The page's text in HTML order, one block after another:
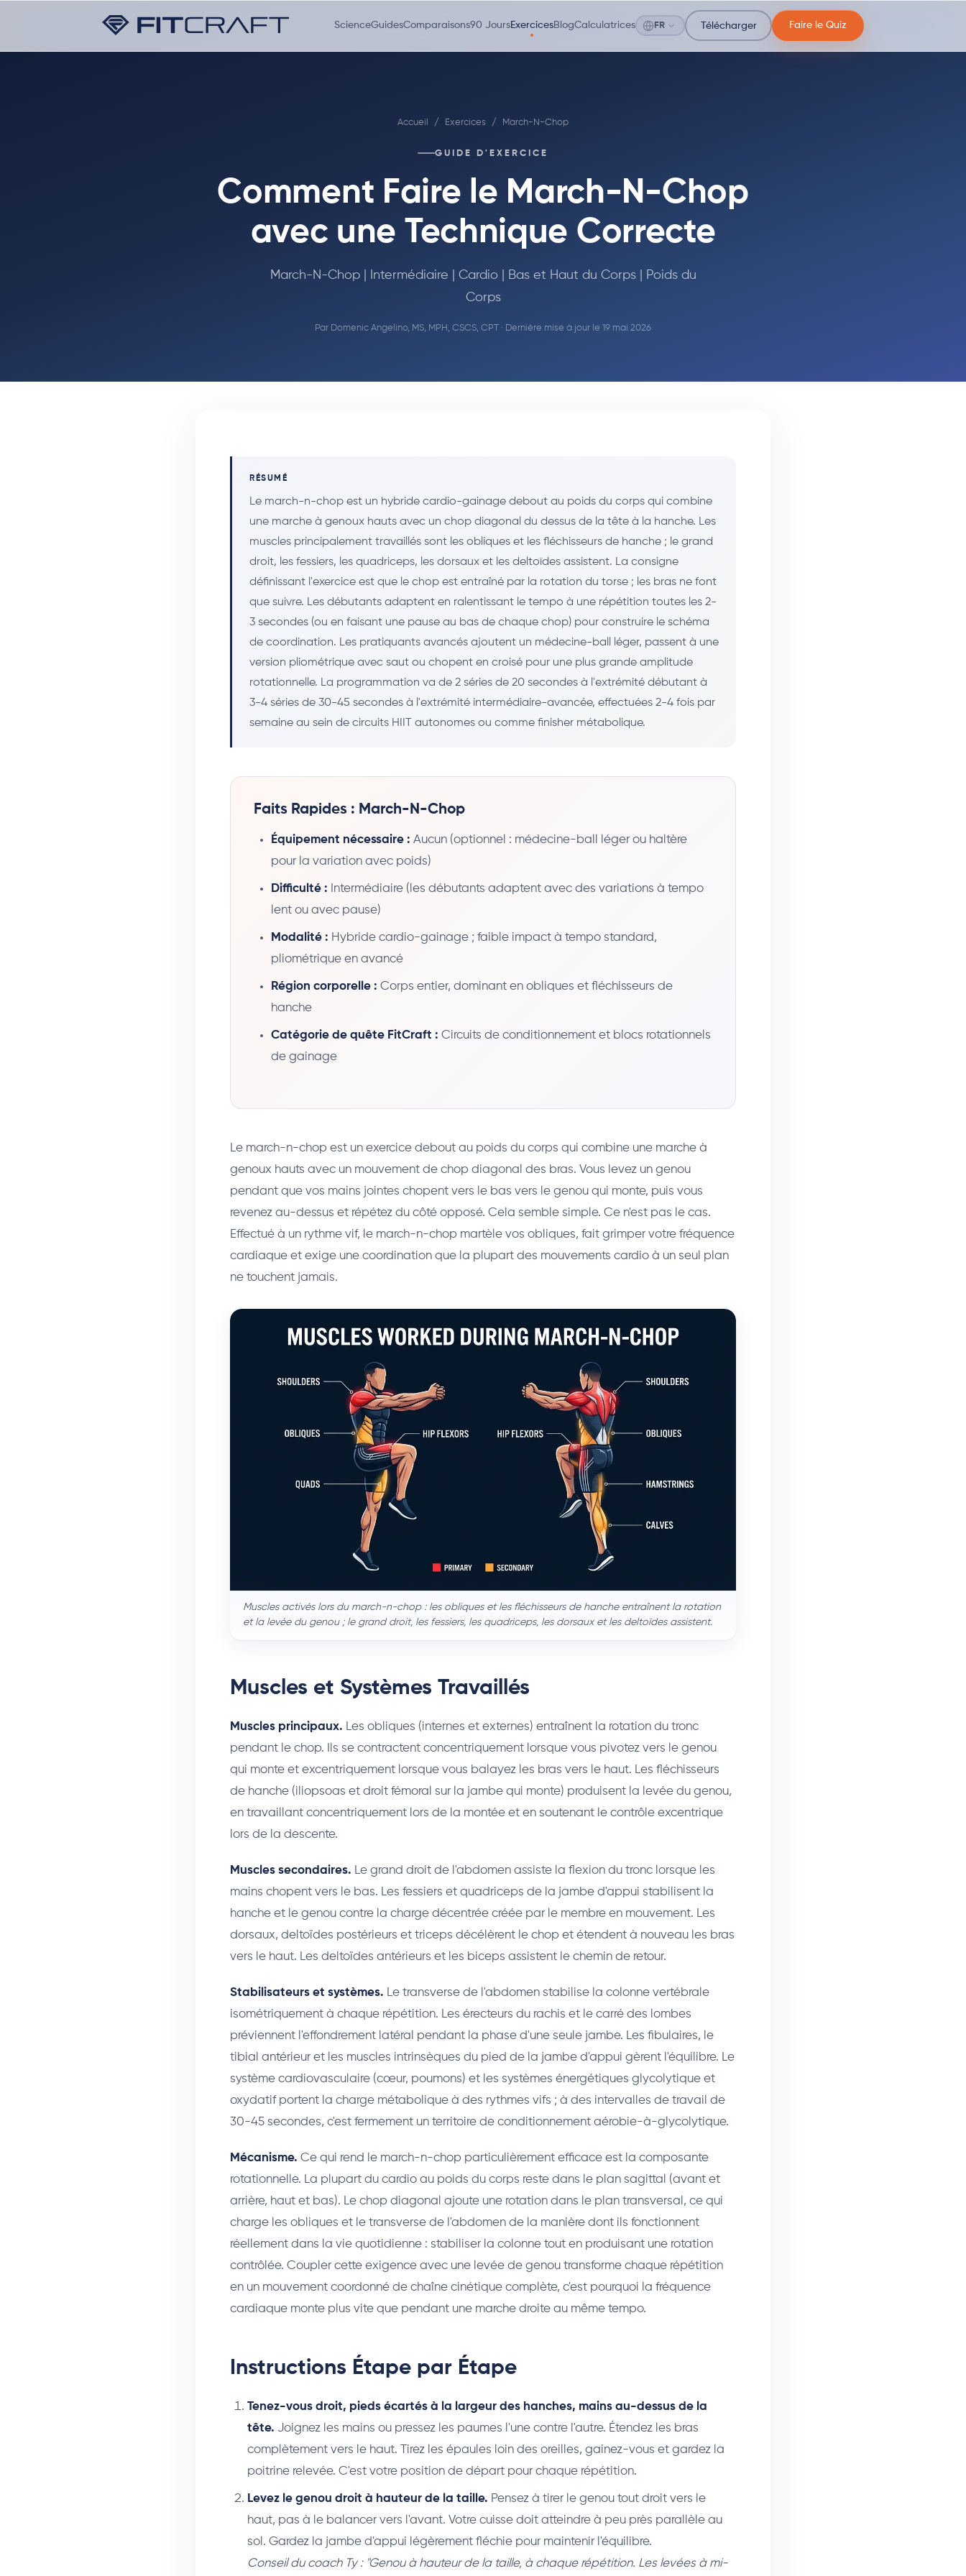
ScienceGuidesComparaisons90 JoursExercicesBlogCalculatrices FR Télécharger Faire le Quiz
Accueil / Exercices / March-N-Chop
GUIDE D'EXERCICE
Comment Faire le March-N-Chop
avec une Technique Correcte
March-N-Chop | Intermédiaire | Cardio | Bas et Haut du Corps | Poids du
Corps
Par Domenic Angelino, MS, MPH, CSCS, CPT · Dernière mise à jour le 19 mai 2026
RÉSUMÉ
Le march-n-chop est un hybride cardio-gainage debout au poids du corps qui combine
une marche à genoux hauts avec un chop diagonal du dessus de la tête à la hanche. Les
muscles principalement travaillés sont les obliques et les fléchisseurs de hanche ; le grand
droit, les fessiers, les quadriceps, les dorsaux et les deltoïdes assistent. La consigne
définissant l'exercice est que le chop est entraîné par la rotation du torse ; les bras ne font
que suivre. Les débutants adaptent en ralentissant le tempo à une répétition toutes les 2-
3 secondes (ou en faisant une pause au bas de chaque chop) pour construire le schéma
de coordination. Les pratiquants avancés ajoutent un médecine-ball léger, passent à une
version pliométrique avec saut ou chopent en croisé pour une plus grande amplitude
rotationnelle. La programmation va de 2 séries de 20 secondes à l'extrémité débutant à
3-4 séries de 30-45 secondes à l'extrémité intermédiaire-avancée, effectuées 2-4 fois par
semaine au sein de circuits HIIT autonomes ou comme finisher métabolique.
Faits Rapides : March-N-Chop
Équipement nécessaire : Aucun (optionnel : médecine-ball léger ou haltère
pour la variation avec poids)
Difficulté : Intermédiaire (les débutants adaptent avec des variations à tempo
lent ou avec pause)
Modalité : Hybride cardio-gainage ; faible impact à tempo standard,
pliométrique en avancé
Région corporelle : Corps entier, dominant en obliques et fléchisseurs de
hanche
Catégorie de quête FitCraft : Circuits de conditionnement et blocs rotationnels
de gainage
Le march-n-chop est un exercice debout au poids du corps qui combine une marche à
genoux hauts avec un mouvement de chop diagonal des bras. Vous levez un genou
pendant que vos mains jointes chopent vers le bas vers le genou qui monte, puis vous
revenez au-dessus et répétez du côté opposé. Cela semble simple. Ce n'est pas le cas.
Effectué à un rythme vif, le march-n-chop martèle vos obliques, fait grimper votre fréquence
cardiaque et exige une coordination que la plupart des mouvements cardio à un seul plan
ne touchent jamais.
Muscles activés lors du march-n-chop : les obliques et les fléchisseurs de hanche entraînent la rotation
et la levée du genou ; le grand droit, les fessiers, les quadriceps, les dorsaux et les deltoïdes assistent.
Muscles et Systèmes Travaillés
Muscles principaux. Les obliques (internes et externes) entraînent la rotation du tronc
pendant le chop. Ils se contractent concentriquement lorsque vous pivotez vers le genou
qui monte et excentriquement lorsque vous balayez les bras vers le haut. Les fléchisseurs
de hanche (iliopsoas et droit fémoral sur la jambe qui monte) produisent la levée du genou,
en travaillant concentriquement lors de la montée et en soutenant le contrôle excentrique
lors de la descente.
Muscles secondaires. Le grand droit de l'abdomen assiste la flexion du tronc lorsque les
mains chopent vers le bas. Les fessiers et quadriceps de la jambe d'appui stabilisent la
hanche et le genou contre la charge décentrée créée par le membre en mouvement. Les
dorsaux, deltoïdes postérieurs et triceps décélèrent le chop et étendent à nouveau les bras
vers le haut. Les deltoïdes antérieurs et les biceps assistent le chemin de retour.
Stabilisateurs et systèmes. Le transverse de l'abdomen stabilise la colonne vertébrale
isométriquement à chaque répétition. Les érecteurs du rachis et le carré des lombes
préviennent l'effondrement latéral pendant la phase d'une seule jambe. Les fibulaires, le
tibial antérieur et les muscles intrinsèques du pied de la jambe d'appui gèrent l'équilibre. Le
système cardiovasculaire (cœur, poumons) et les systèmes énergétiques glycolytique et
oxydatif portent la charge métabolique à des rythmes vifs ; à des intervalles de travail de
30-45 secondes, c'est fermement un territoire de conditionnement aérobie-à-glycolytique.
Mécanisme. Ce qui rend le march-n-chop particulièrement efficace est la composante
rotationnelle. La plupart du cardio au poids du corps reste dans le plan sagittal (avant et
arrière, haut et bas). Le chop diagonal ajoute une rotation dans le plan transversal, ce qui
charge les obliques et le transverse de l'abdomen de la manière dont ils fonctionnent
réellement dans la vie quotidienne : stabiliser la colonne tout en produisant une rotation
contrôlée. Coupler cette exigence avec une levée de genou transforme chaque répétition
en un mouvement coordonné de chaîne cinétique complète, c'est pourquoi la fréquence
cardiaque monte plus vite que pendant une marche droite au même tempo.
Instructions Étape par Étape
Tenez-vous droit, pieds écartés à la largeur des hanches, mains au-dessus de la
tête. Joignez les mains ou pressez les paumes l'une contre l'autre. Étendez les bras
complètement vers le haut. Tirez les épaules loin des oreilles, gainez-vous et gardez la
poitrine relevée. C'est votre position de départ pour chaque répétition.
Levez le genou droit à hauteur de la taille. Pensez à tirer le genou tout droit vers le
haut, pas à le balancer vers l'avant. Votre cuisse doit atteindre à peu près parallèle au
sol. Gardez la jambe d'appui légèrement fléchie pour maintenir l'équilibre.
Conseil du coach Ty : "Genou à hauteur de la taille, à chaque répétition. Les levées à mi-